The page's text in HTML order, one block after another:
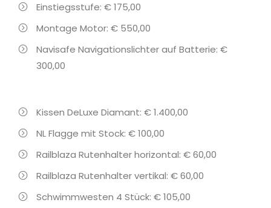
Einstiegsstufe: € 175,00
Montage Motor: € 550,00
Navisafe Navigationslichter auf Batterie: €
300,00
Kissen DeLuxe Diamant: € 1.400,00
NL Flagge mit Stock: € 100,00
Railblaza Rutenhalter horizontal: € 60,00
Railblaza Rutenhalter vertikal: € 60,00
Schwimmwesten 4 Stück: € 105,00